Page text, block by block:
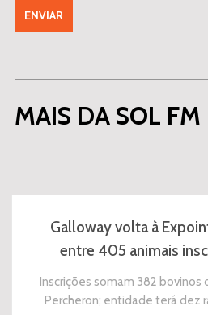
MAIS DA SOL FM
Galloway volta à
entre 405 animais
Inscrições somam 382 bovinos
Percheron; entidade terá dez